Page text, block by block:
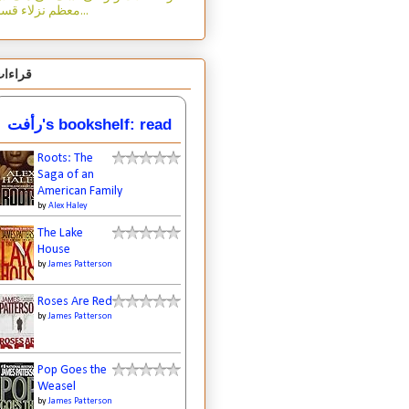
معظم نزلاء قسم...
رأفت's bookshelf: read
Roots: The
Saga of an
American Family
byAlex Haley
The Lake
House
byJames Patterson
Roses Are Red
byJames Patterson
Pop Goes the
Weasel
byJames Patterson